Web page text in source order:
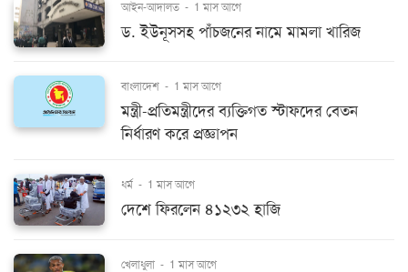
আইন-আদালত - 1 মাস আগে
ড. ইউনূসসহ পাঁচজনের নামে মামলা খারিজ
বাংলাদেশ - 1 মাস আগে
মন্ত্রী-প্রতিমন্ত্রীদের ব্যক্তিগত স্টাফদের বেতন
নির্ধারণ করে প্রজ্ঞাপন
ধর্ম - 1 মাস আগে
দেশে ফিরলেন ৪১২৩২ হাজি
খেলাধুলা - 1 মাস আগে